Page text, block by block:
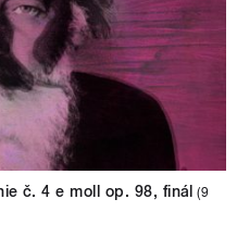
č. 4 e moll op. 98, finál (9